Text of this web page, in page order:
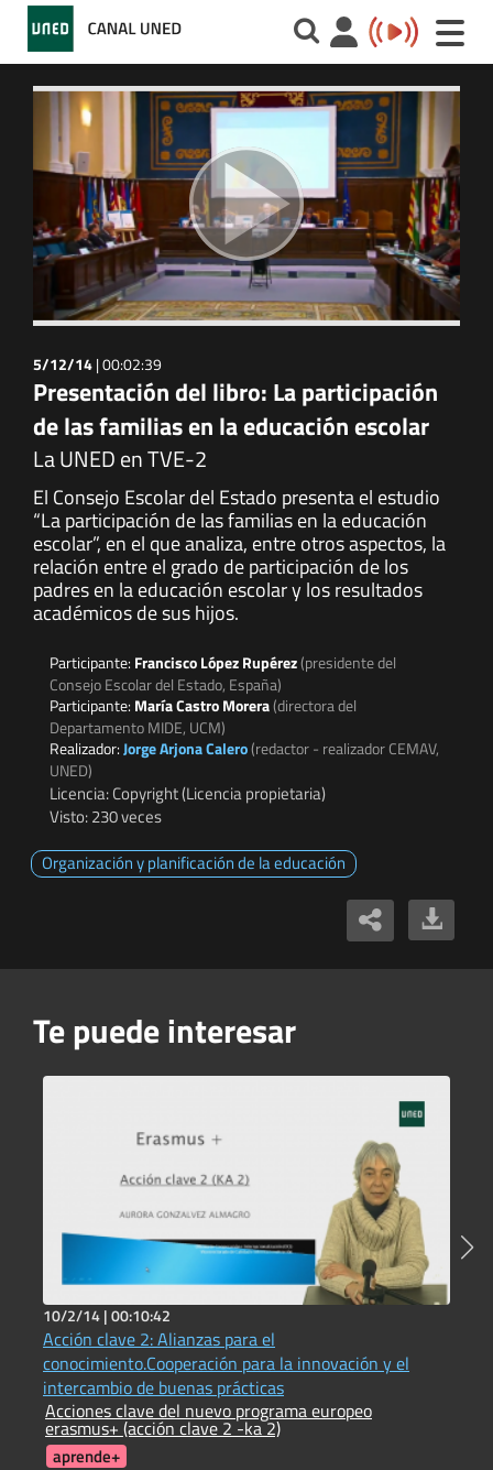
Toggle
5/12/14|00:02:39
Presentación del libro: La participación
de las familias en la educación escolar
La UNED en TVE-2
El Consejo Escolar del Estado presenta el estudio
“La participación de las familias en la educación
escolar”, en el que analiza, entre otros aspectos, la
relación entre el grado de participación de los
padres en la educación escolar y los resultados
académicos de sus hijos.
Participante: Francisco López Rupérez(presidente del
Consejo Escolar del Estado, España)
Participante: María Castro Morera(directora del
Departamento MIDE, UCM)
Realizador:Jorge Arjona Calero(redactor - realizador CEMAV,
UNED)
Licencia: Copyright (Licencia propietaria)
Visto: 230 veces
Organización y planificación de la educación
Te puede interesar
10/2/14 |00:10:42
Acción clave 2: Alianzas para el
conocimiento.Cooperación para la innovación y el
intercambio de buenas prácticas
Acciones clave del nuevo programa europeo
erasmus+ (acción clave 2 -ka 2)
aprende+